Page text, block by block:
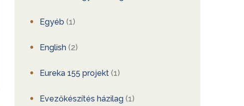
Egyéb (1)
English (2)
Eureka 155 projekt (1)
Evezőkészítés házilag (1)